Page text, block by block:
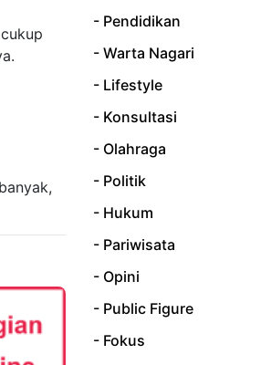
- Pendidikan
- Warta Nagari
- Lifestyle
- Konsultasi
- Olahraga
- Politik
- Hukum
- Pariwisata
- Opini
- Public Figure
- Fokus